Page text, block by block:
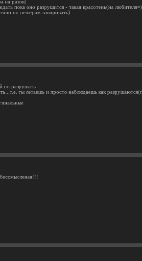
на разок(
пока оно разрушится - такая красотень(на
по пешерам лавировать)
по разрушать
ты летаешь и просто наблюдаешь как